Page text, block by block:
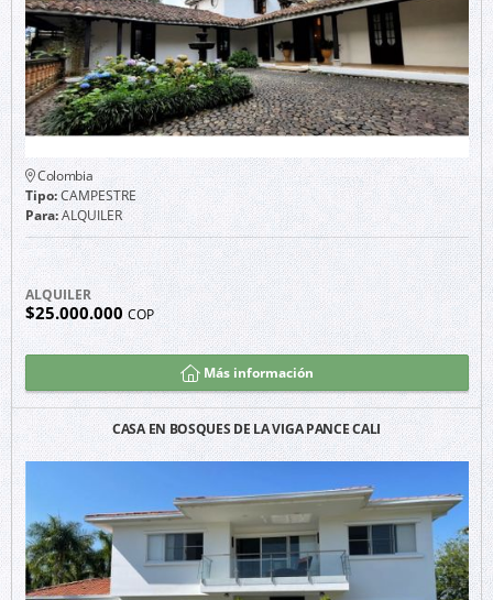
Colombia
Tipo:CAMPESTRE
Para:ALQUILER
ALQUILER
$25.000.000COP
Más información
CASA EN BOSQUES DE LA VIGA PANCE CALI